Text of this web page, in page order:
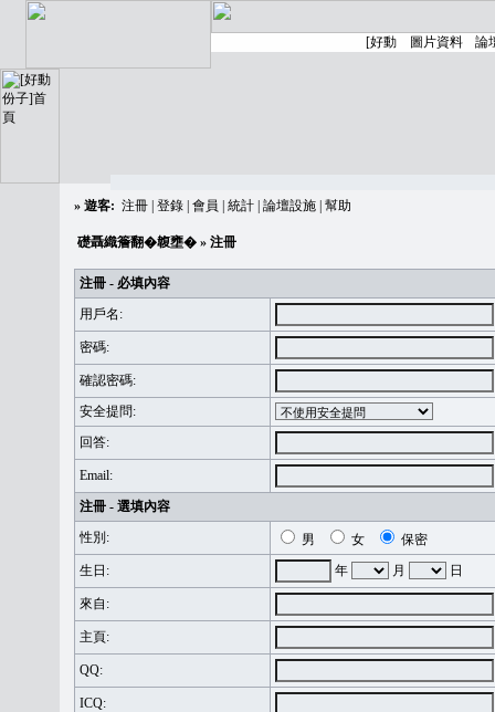
» 遊客: 注冊 登錄 會員 統計 論壇設施 幫助
礎聶織簷翻�䪖壅� » 注冊
注冊 - 必填內容
用戶名:
密碼:
確認密碼:
安全提問:
回答:
Email:
注冊 - 選填內容
性別:
男 女
保密
生日:
年 月 日
來自:
主頁:
QQ:
ICQ: